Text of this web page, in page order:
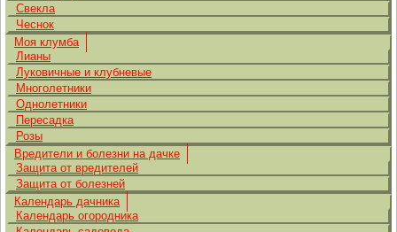
Свекла
Чеснок
Моя клумба
Лианы
Луковичные и клубневые
Многолетники
Однолетники
Пересадка
Розы
Вредители и болезни на дачке
Защита от вредителей
Защита от болезней
Календарь дачника
Календарь огородника